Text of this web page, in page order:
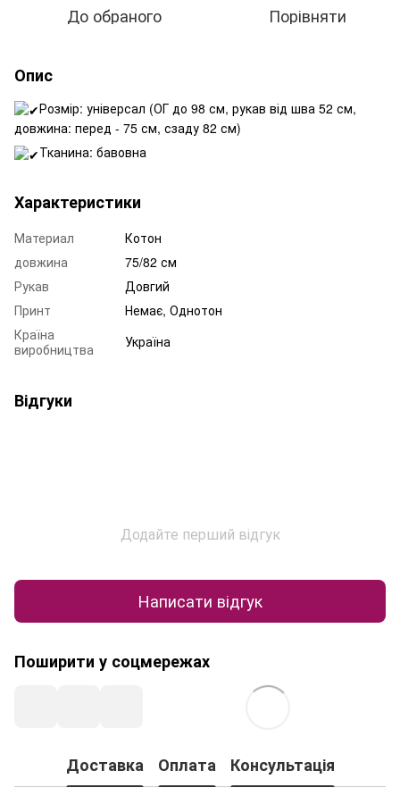
До обраного Порівняти
Опис
Розмір: універсал (ОГ до 98 см, рукав від шва 52 см,
довжина: перед - 75 см, сзаду 82 см)
Тканина: бавовна
Характеристики
Материал
Котон
довжина
75/82 см
Рукав
Довгий
Принт
Немає, Однотон
Країна
виробництва
Україна
Відгуки
Додайте перший відгук
Написати відгук
Поширити у соцмережах
Доставка Оплата Консультація